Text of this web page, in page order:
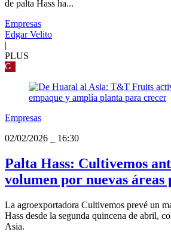
de palta Hass ha...
Empresas
Edgar Velito
|
PLUS
G
Empresas
02/02/2026
16:30
Palta Hass: Cultivemos
volumen por nuevas áreas
La agroexportadora Cultivemos prevé un
Hass desde la segunda quincena de abril,
Asia.